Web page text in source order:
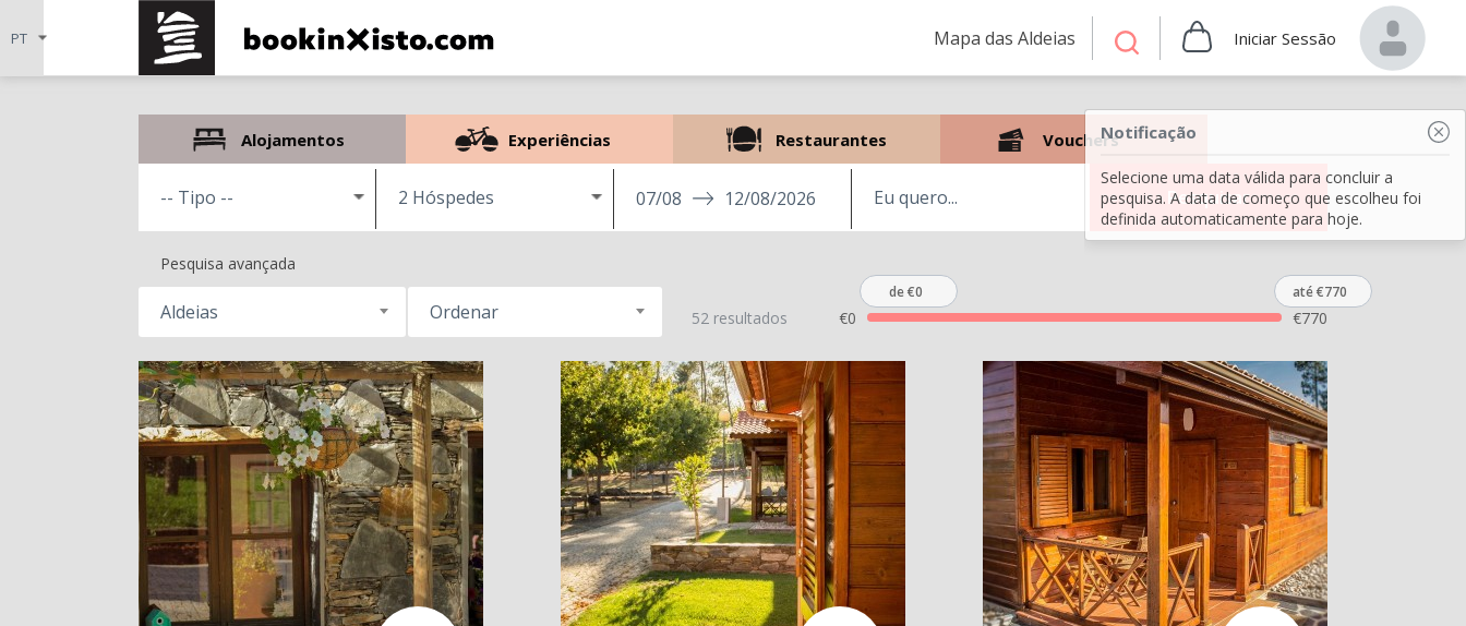
Mapa das Aldeias Iniciar Sessão
Notificação
Selecione uma data válida para concluir a
pesquisa. A data de começo que escolheu foi
definida automaticamente para hoje.
Alojamentos Experiências Restaurantes Vouchers
2 Hóspedes 07/08 12/08/2026 Pesquisar
Pesquisa avançada
Aldeias Ordenar 52 resultados €0
de €0 até €770
€770